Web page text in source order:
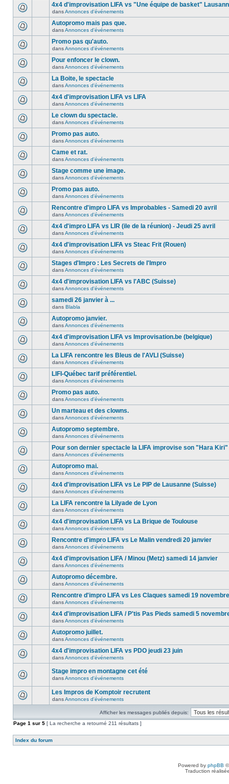
4x4 d'improvisation LIFA vs "Une équipe de basket"
dansAnnonces d'événements
Autopromo mais pas que.
dansAnnonces d'événements
Promo pas qu'auto.
dansAnnonces d'événements
Pour enfoncer le clown.
dansAnnonces d'événements
La Boite, le spectacle
dansAnnonces d'événements
4x4 d'improvisation LIFA vs LIFA
dansAnnonces d'événements
Le clown du spectacle.
dansAnnonces d'événements
Promo pas auto.
dansAnnonces d'événements
Came et rat.
dansAnnonces d'événements
Stage comme une image.
dansAnnonces d'événements
Promo pas auto.
dansAnnonces d'événements
Rencontre d'impro LIFA vs Improbables - Samedi 20 avril
dansAnnonces d'événements
4x4 d'impro LIFA vs LIR (ile de la réunion) - Jeudi 25 avril
dansAnnonces d'événements
4x4 d'improvisation LIFA vs Steac Frit (Rouen)
dansAnnonces d'événements
Stages d'Impro : Les Secrets de l'Impro
dansAnnonces d'événements
4x4 d'improvisation LIFA vs l'ABC (Suisse)
dansAnnonces d'événements
samedi 26 janvier à ...
dans Blabla
Autopromo janvier.
dansAnnonces d'événements
4x4 d'improvisation LIFA vs Improvisation.be (belgique)
dansAnnonces d'événements
La LIFA rencontre les Bleus de l'AVLI (Suisse)
dansAnnonces d'événements
LIFI-Québec tarif préférentiel.
dansAnnonces d'événements
Promo pas auto.
dansAnnonces d'événements
Un marteau et des clowns.
dansAnnonces d'événements
Autopromo septembre.
dansAnnonces d'événements
Pour son dernier spectacle la LIFA improvise son "Hara Kiri"
dansAnnonces d'événements
Autopromo mai.
dansAnnonces d'événements
4x4 d'improvisation LIFA vs Le PIP de Lausanne (Suisse)
dansAnnonces d'événements
La LIFA rencontre la Lilyade de Lyon
dansAnnonces d'événements
4x4 d'improvisation LIFA vs La Brique de Toulouse
dansAnnonces d'événements
Rencontre d'impro LIFA vs Le Malin vendredi 20 janvier
dansAnnonces d'événements
4x4 d'improvisation LIFA / Minou (Metz) samedi 14 janvier
dansAnnonces d'événements
Autopromo décembre.
dansAnnonces d'événements
Rencontre d'impro LIFA vs Les Claques samedi 19 novembre
dansAnnonces d'événements
4x4 d'improvisation LIFA / P'tis Pas Pieds samedi 5
dansAnnonces d'événements
Autopromo juillet.
dansAnnonces d'événements
4x4 d'improvisation LIFA vs PDO jeudi 23 juin
dansAnnonces d'événements
Stage impro en montagne cet été
dansAnnonces d'événements
Les Impros de Komptoir recrutent
dansAnnonces d'événements
Afficher les messages publiés depuis:
Page 1 sur 5 [ La recherche a retourné 211 résultats ]
Index du forum
Powered by phpBB
Traduction